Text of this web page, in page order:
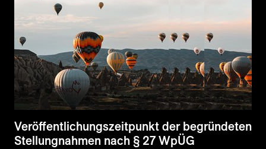
Veröffentlichungszeitpunkt der begründeten
Stellungnahmen nach § 27 WpÜG